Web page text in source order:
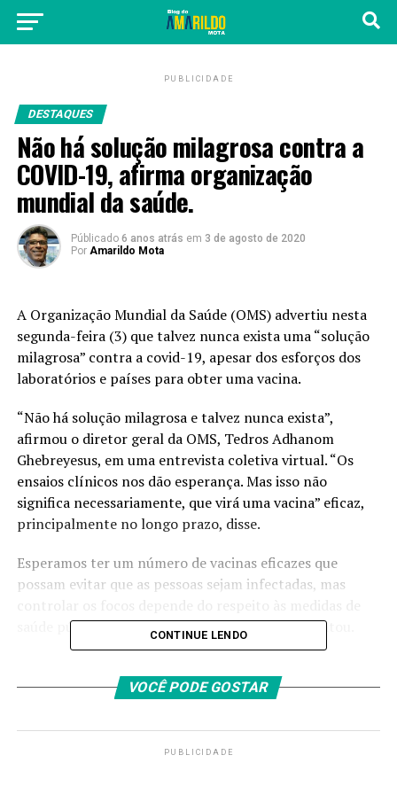
PUBLICIDADE
DESTAQUES
Não há solução milagrosa contra a
COVID-19, afirma organização
mundial da saúde.
Públicado 6 anos atrás em 3 de agosto de 2020
Por Amarildo Mota
A Organização Mundial da Saúde (OMS) advertiu nesta
segunda-feira (3) que talvez nunca exista uma “solução
milagrosa” contra a covid-19, apesar dos esforços dos
laboratórios e países para obter uma vacina.
“Não há solução milagrosa e talvez nunca exista”,
afirmou o diretor geral da OMS, Tedros Adhanom
Ghebreyesus, em uma entrevista coletiva virtual. “Os
ensaios clínicos nos dão esperança. Mas isso não
significa necessariamente, que virá uma vacina” eficaz,
principalmente no longo prazo, disse.
Esperamos ter um número de vacinas eficazes que
possam evitar que as pessoas sejam infectadas, mas
saúde pública e do “compromisso político”, apontou.
os líderes trabalham de maneira muito estreita com as
ressaltou.
CONTINUE LENDO
VOCÊ PODE GOSTAR
PUBLICIDADE